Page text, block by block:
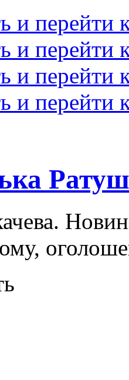
и перейти
и перейти
и перейти
и перейти